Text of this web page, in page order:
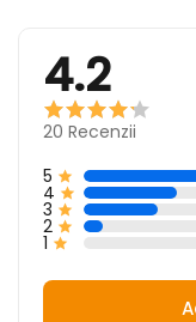
4.2
20 Recenzii
5
4
3
2
1